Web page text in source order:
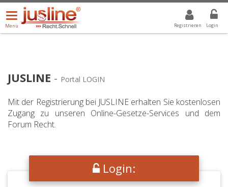
Registrieren Login
Menü
öffnen/schließen
Menü
ALLE DROPDOWN: GEWÄHLTER WERT IST ALLE
JUSLINE - Portal LOGIN
Mit der Registrierung bei JUSLINE erhalten Sie kostenlosen
Zugang zu unseren Online-Gesetze-Services und dem
Forum Recht.
Login: